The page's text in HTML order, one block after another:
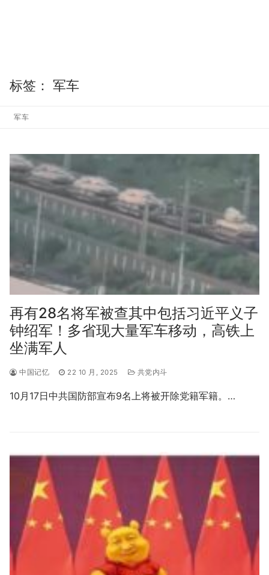
标签： 军车
军车
再有28名将军被查其中包括习近平义子
钟绍军！多省现大量军车移动，高铁上
坐满军人
中国记忆 22 10 月, 2025 共党内斗
10月17日中共国防部宣布9名上将被开除党籍军籍。…